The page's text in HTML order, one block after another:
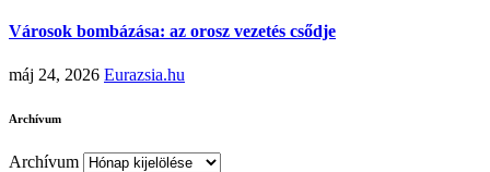
Városok bombázása: az orosz vezetés csődje
máj 24, 2026 Eurazsia.hu
Archívum
Archívum